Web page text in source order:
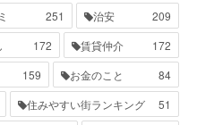
251 治安
209
172 賃貸仲介
172
159 お金のこと
84
住みやすい街ランキング
51